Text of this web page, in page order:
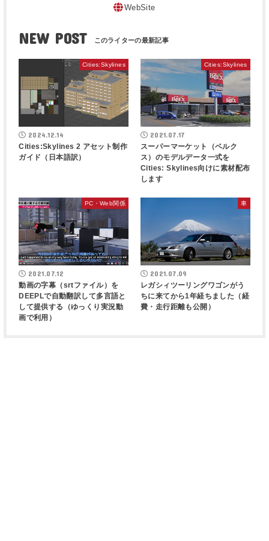
WebSite
NEW POST
Cities:Skylines
2024.12.14
Cities:Skylines 2 アセット制作
ガイド（日本語訳）
Cities:Skylines
2021.07.17
スーパーマーケット（ベルク
ス）のモデルデータ一式を
Cities: Skylines向けに素材配布
します
PC・Web関係
2021.07.12
動画の字幕（srtファイル）を
DEEPLで自動翻訳して多言語と
して提供する（ゆっくり実況動
画で利用）
車
2021.07.09
レガシィツーリングワゴンがう
ちに来てから1年経ちました（経
費・走行距離も公開）